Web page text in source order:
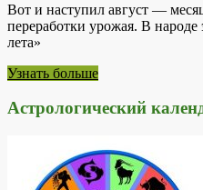
Вот и наступил август —
переработки урожая. В народе
лета»
Узнать больше
Астрологический